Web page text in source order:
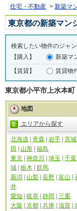
住宅・不動産 > 新築マ
東京都の新築マン
検索したい物件のジャ
【購入】
新築マ
【賃貸】
賃貸物
東京都小平市上水本町
地図
エリアから探す
北海道 青森 岩手 宮城
田
山形 福島
東京 神奈川 埼玉 千葉
城 栃木 群馬
新潟
山梨 長野 富山
井
愛知
岐阜 静岡
三重
大阪
京都 兵庫 滋賀